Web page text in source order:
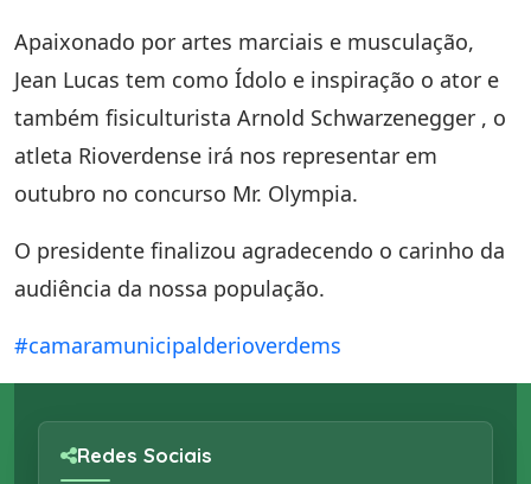
Apaixonado por artes marciais e musculação,
Jean Lucas tem como Ídolo e inspiração o ator e
também fisiculturista Arnold Schwarzenegger , o
atleta Rioverdense irá nos representar em
outubro no concurso Mr. Olympia.
O presidente finalizou agradecendo o carinho da
audiência da nossa população.
#camaramunicipalderioverdems
Redes Sociais